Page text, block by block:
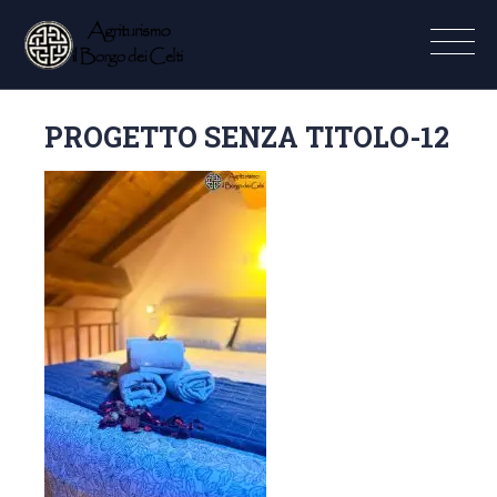
PROGETTO SENZA TITOLO-12